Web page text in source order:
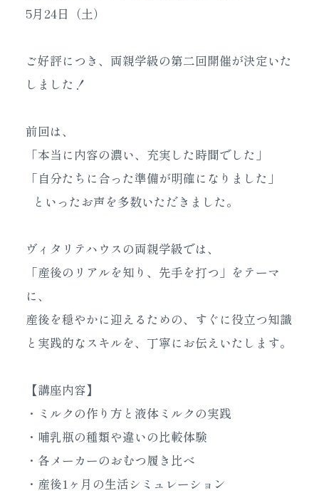
5月24日（土）
ご好評につき、両親学級の第二回開催が決定いた
しました！
前回は、
「本当に内容の濃い、充実した時間でした」
「自分たちに合った準備が明確になりました」
といったお声を多数いただきました。
ヴィタリテハウスの両親学級では、
「産後のリアルを知り、先手を打つ」をテーマ
に、
産後を穏やかに迎えるための、すぐに役立つ知識
と実践的なスキルを、丁寧にお伝えいたします。
【講座内容】
・ミルクの作り方と液体ミルクの実践
・哺乳瓶の種類や違いの比較体験
・各メーカーのおむつ履き比べ
・産後1ヶ月の生活シミュレーション